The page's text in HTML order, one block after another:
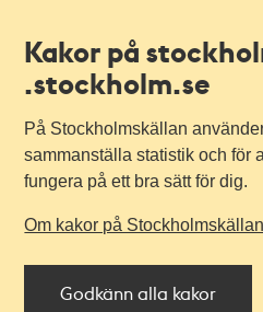
Kakor på
.stockholm.se
På Stockholmskällan
sammanställa statistik och för
fungera på ett bra sätt för dig.
Om kakor på Stockholmskällan
Godkänn alla kakor